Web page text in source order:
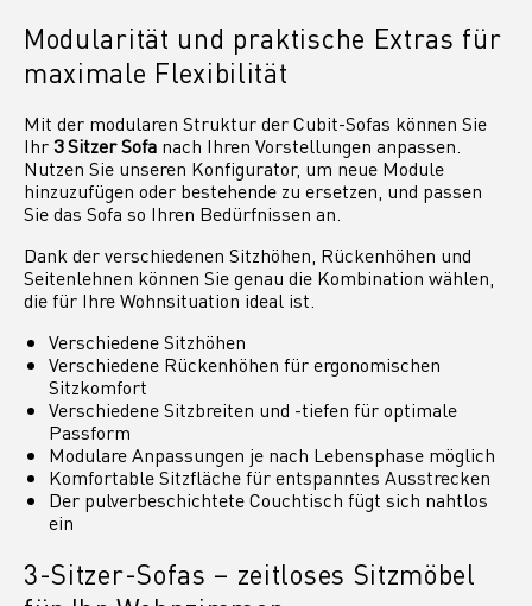
Modularität und praktische Extras für
maximale Flexibilität
Mit der modularen Struktur der Cubit-Sofas können Sie
Ihr3 Sitzer Sofa nach Ihren Vorstellungen anpassen.
Nutzen Sie unseren Konfigurator, um neue Module
hinzuzufügen oder bestehende zu ersetzen, und passen
Sie das Sofa so Ihren Bedürfnissen an.
Dank der verschiedenen Sitzhöhen, Rückenhöhen und
Seitenlehnen können Sie genau die Kombination wählen,
die für Ihre Wohnsituation ideal ist.
Verschiedene Sitzhöhen
Verschiedene Rückenhöhen für ergonomischen
Sitzkomfort
Verschiedene Sitzbreiten und -tiefen für optimale
Passform
Modulare Anpassungen je nach Lebensphase möglich
Komfortable Sitzfläche für entspanntes Ausstrecken
Der pulverbeschichtete Couchtisch fügt sich nahtlos
ein
3-Sitzer-Sofas – zeitloses Sitzmöbel